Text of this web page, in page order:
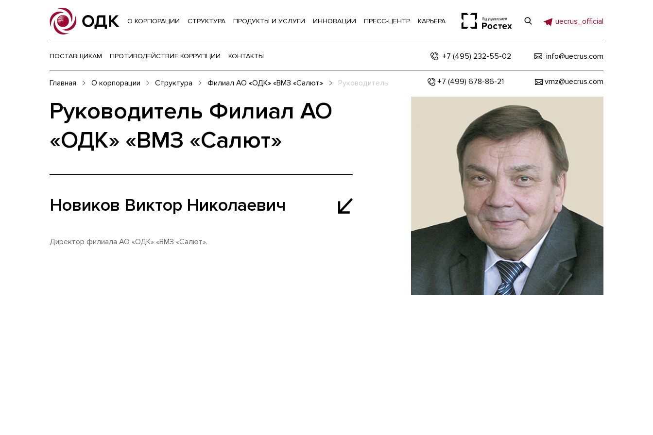
О КОРПОРАЦИИ СТРУКТУРА ПРОДУКТЫ И УСЛУГИ ИННОВАЦИИ ПРЕСС-ЦЕНТР КАРЬЕРА uecrus_official
ПОСТАВЩИКАМ ПРОТИВОДЕЙСТВИЕ КОРРУПЦИИ КОНТАКТЫ +7 (495) 232-55-02 info@uecrus.com
Главная О корпорации Структура Филиал АО «ОДК» «ВМЗ «Салют» Руководитель +7 (499) 678-86-21 vmz@uecrus.com
Руководитель Филиал АО
«ОДК» «ВМЗ «Салют»
Новиков Виктор Николаевич
Директор филиала АО «ОДК» «ВМЗ «Салют».